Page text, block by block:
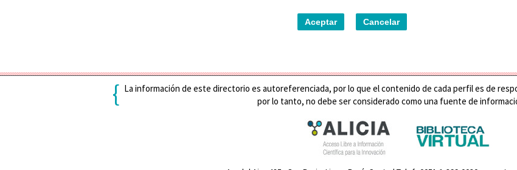
{ La información de este directorio es autoreferenciada, por lo que el contenido de cada perfil es de
por lo tanto, no debe ser considerado como una fuente de